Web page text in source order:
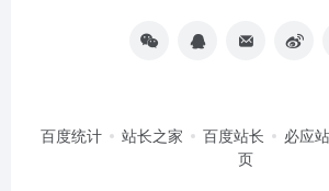
百度统计 站长之家 百度站长 必应
页